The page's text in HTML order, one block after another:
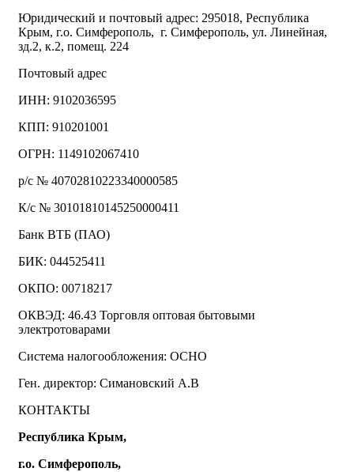
Юридический и почтовый адрес: 295018, Республика
Крым, г.о. Симферополь, г. Симферополь, ул. Линейная,
зд.2, к.2, помещ. 224
Почтовый адрес
ИНН: 9102036595
КПП: 910201001
ОГРН: 1149102067410
р/с № 40702810223340000585
К/с № 30101810145250000411
Банк ВТБ (ПАО)
БИК: 044525411
ОКПО: 00718217
ОКВЭД: 46.43 Торговля оптовая бытовыми
электротоварами
Система налогообложения: ОСНО
Ген. директор: Симановский А.В
КОНТАКТЫ
Республика Крым,
г.о. Симферополь,